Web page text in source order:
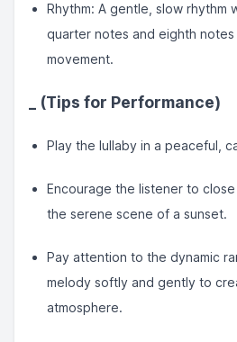
Rhythm: A gentle, slow rhythm
quarter notes and eighth
movement.
(Tips for Performance)
Play the lullaby in a peaceful,
Encourage the listener to
the serene scene of a sunset.
Pay attention to the dynamic
melody softly and gently to
atmosphere.